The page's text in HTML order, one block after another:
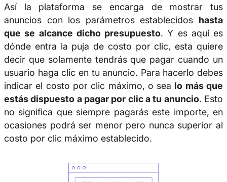
Así la plataforma se encarga de mostrar tus
anuncios con los parámetros establecidos hasta
que se alcance dicho presupuesto. Y es aquí es
dónde entra la puja de costo por clic, esta quiere
decir que solamente tendrás que pagar cuando un
usuario haga clic en tu anuncio. Para hacerlo debes
indicar el costo por clic máximo, o sea lo más que
estás dispuesto a pagar por clic a tu anuncio. Esto
no significa que siempre pagarás este importe, en
ocasiones podrá ser menor pero nunca superior al
costo por clic máximo establecido.